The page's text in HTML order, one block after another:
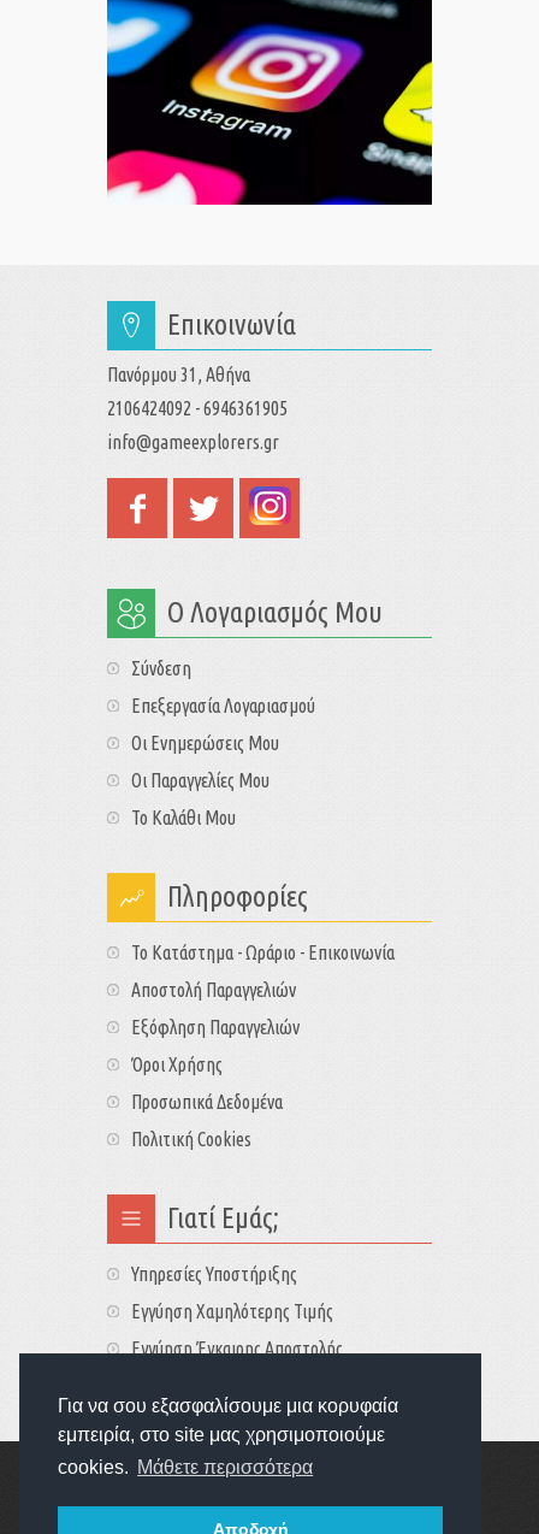
Για να σου εξασφαλίσουμε μια κορυφαία
εμπειρία, στο site μας χρησιμοποιούμε
cookies. Μάθετε περισσότερα
Αποδοχή
Επικοινωνία
Πανόρμου 31, Αθήνα
2106424092 - 6946361905
info@gameexplorers.gr
Ο Λογαριασμός Μου
Σύνδεση
Επεξεργασία Λογαριασμού
Οι Ενημερώσεις Μου
Οι Παραγγελίες Μου
Το Καλάθι Μου
Πληροφορίες
Το Κατάστημα - Ωράριο - Επικοινωνία
Αποστολή Παραγγελιών
Εξόφληση Παραγγελιών
Όροι Χρήσης
Προσωπικά Δεδομένα
Πολιτική Cookies
Γιατί Εμάς;
Υπηρεσίες Υποστήριξης
Εγγύηση Χαμηλότερης Τιμής
Εγγύηση Έγκαιρης Αποστολής
Copyright © 2022GameExplorers
Οι τιμές περιλαμβάνουν ΦΠΑ 24%